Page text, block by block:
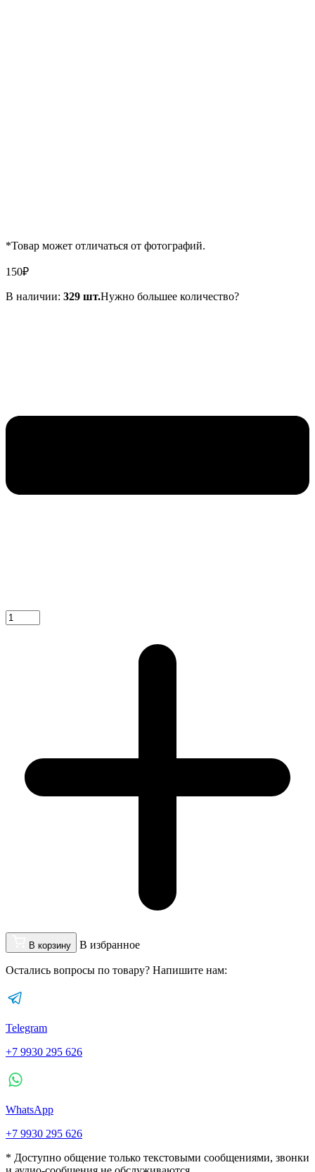
*Товар может отличаться от фотографий.
150₽
В наличии: 329 шт.Нужно большее количество?
В корзину В избранное
Остались вопросы по товару? Напишите нам:
Telegram
+7 9930 295 626
WhatsApp
+7 9930 295 626
* Доступно общение только текстовыми сообщениями, звонки